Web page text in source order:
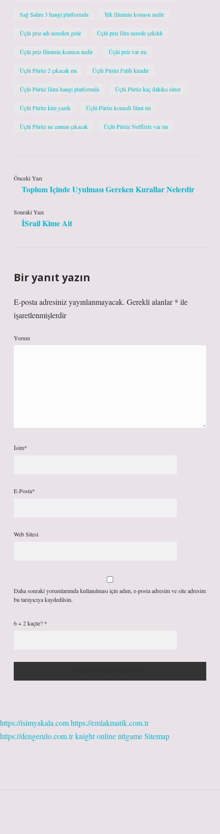
Sağ Salim 3 hangi platformda Tek filminin konusu nedir
Üçlü priz adı nereden gelir Üçlü priz film nerede çekildi
Üçlü priz filminin konusu nedir Üçlü priz var mı
Üçlü Pürüz 2 çıkacak mı Üçlü Pürüz Fatih kimdir
Üçlü Pürüz filmi hangi platformda Üçlü Pürüz kaç dakika sürer
Üçlü Pürüz kim yazdı Üçlü Pürüz komedi filmi mi
Üçlü Pürüz ne zaman çıkacak Üçlü Pürüz Netflixte var mı
Önceki Yazı
Toplum Içinde Uyulması Gereken Kurallar Nelerdir
Sonraki Yazı
İSrail Kime Ait
Bir yanıt yazın
E-posta adresiniz yayınlanmayacak. Gerekli alanlar* ile
işaretlenmişlerdir
Yorum
İsim*
E-Posta*
Web Sitesi
Daha sonraki yorumlarımda kullanılması için adım, e-posta adresim ve site adresim
bu tarayıcıya kaydedilsin.
6 + 2 kaçtır? *
https://isimyakala.comhttps://emlakmatik.com.tr
https://dengerulo.com.trknight onlinenttgameSitemap